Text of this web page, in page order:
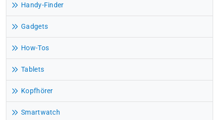
Handy-Finder
Gadgets
How-Tos
Tablets
Kopfhörer
Smartwatch